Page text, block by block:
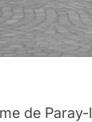
de